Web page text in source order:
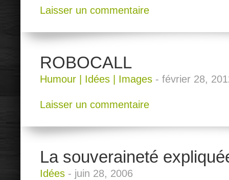
Laisser un commentaire
ROBOCALL
Humour Idées Images - février 28,
Laisser un commentaire
La souveraineté
Idées - juin 28, 2006